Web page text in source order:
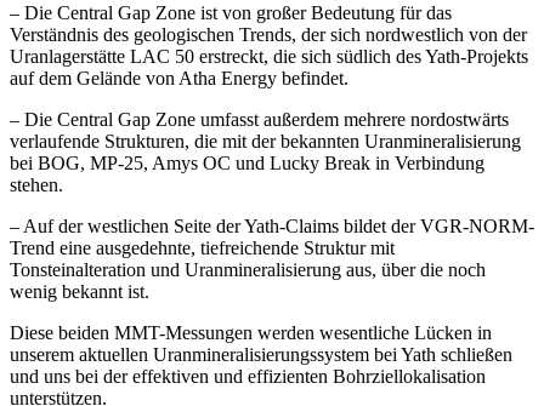
– Die Central Gap Zone ist von großer Bedeutung für das
Verständnis des geologischen Trends, der sich nordwestlich von der
Uranlagerstätte LAC 50 erstreckt, die sich südlich des Yath-Projekts
auf dem Gelände von Atha Energy befindet.
– Die Central Gap Zone umfasst außerdem mehrere nordostwärts
verlaufende Strukturen, die mit der bekannten Uranmineralisierung
bei BOG, MP-25, Amys OC und Lucky Break in Verbindung
stehen.
– Auf der westlichen Seite der Yath-Claims bildet der VGR-NORM-
Trend eine ausgedehnte, tiefreichende Struktur mit
Tonsteinalteration und Uranmineralisierung aus, über die noch
wenig bekannt ist.
Diese beiden MMT-Messungen werden wesentliche Lücken in
unserem aktuellen Uranmineralisierungssystem bei Yath schließen
und uns bei der effektiven und effizienten Bohrziellokalisation
unterstützen.